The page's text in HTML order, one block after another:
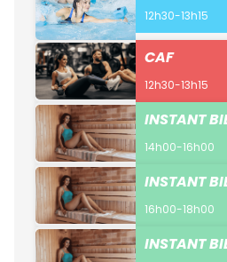
12h30-13h15
CAF
12h30-13h15
INSTANT
14h00-16h00
INSTANT
16h00-18h00
INSTANT